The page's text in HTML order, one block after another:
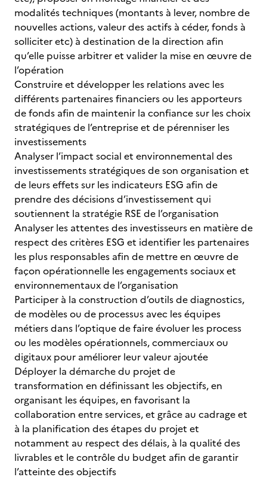
modalités techniques (montants à lever, nombre de
nouvelles actions, valeur des actifs à céder, fonds à
solliciter etc) à destination de la direction afin
qu’elle puisse arbitrer et valider la mise en œuvre de
l’opération
Construire et développer les relations avec les
différents partenaires financiers ou les apporteurs
de fonds afin de maintenir la confiance sur les choix
stratégiques de l’entreprise et de pérenniser les
investissements
Analyser l’impact social et environnemental des
investissements stratégiques de son organisation et
de leurs effets sur les indicateurs ESG afin de
prendre des décisions d’investissement qui
soutiennent la stratégie RSE de l’organisation
Analyser les attentes des investisseurs en matière de
respect des critères ESG et identifier les partenaires
les plus responsables afin de mettre en œuvre de
façon opérationnelle les engagements sociaux et
environnementaux de l’organisation
Participer à la construction d’outils de diagnostics,
de modèles ou de processus avec les équipes
métiers dans l’optique de faire évoluer les process
ou les modèles opérationnels, commerciaux ou
digitaux pour améliorer leur valeur ajoutée
Déployer la démarche du projet de
transformation en définissant les objectifs, en
organisant les équipes, en favorisant la
collaboration entre services, et grâce au cadrage et
à la planification des étapes du projet et
notamment au respect des délais, à la qualité des
livrables et le contrôle du budget afin de garantir
l’atteinte des objectifs